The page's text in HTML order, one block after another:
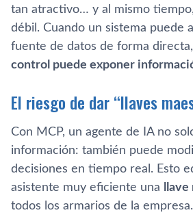
tan atractivo… y al mismo
débil. Cuando un sistema puede
fuente de datos de forma directa,
control puede exponer
El riesgo de dar “llaves
Con MCP, un agente de IA no
información: también puede
decisiones en tiempo real. Esto
asistente muy eficiente una
todos los armarios de la